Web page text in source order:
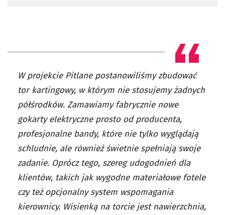
W projekcie Pitlane postanowiliśmy zbudować
tor kartingowy, w którym nie stosujemy żadnych
półśrodków. Zamawiamy fabrycznie nowe
gokarty elektryczne prosto od producenta,
profesjonalne bandy, które nie tylko wyglądają
schludnie, ale również świetnie spełniają swoje
zadanie. Oprócz tego, szereg udogodnień dla
klientów, takich jak wygodne materiałowe fotele
czy też opcjonalny system wspomagania
kierownicy. Wisienką na torcie jest nawierzchnia,